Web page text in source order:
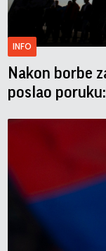
INFO
Nakon borbe
poslao